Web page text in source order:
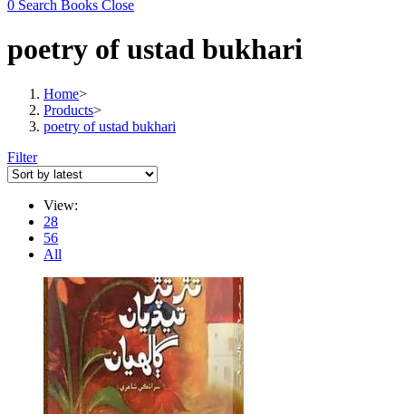
0 Search Books Close
poetry of ustad bukhari
Home>
Products>
poetry of ustad bukhari
Filter
View:
28
56
All